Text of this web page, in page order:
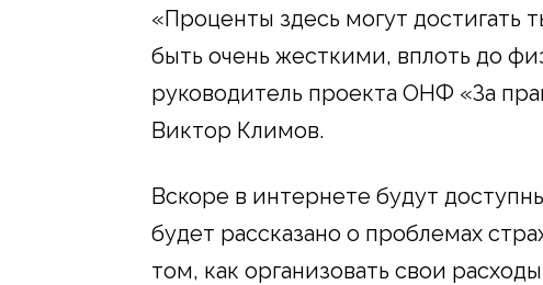
«Проценты здесь могут достигать
быть очень жесткими, вплоть до
руководитель проекта ОНФ «За
Виктор Климов.
Вскоре в интернете будут
будет рассказано о проблемах
том, как организовать свои